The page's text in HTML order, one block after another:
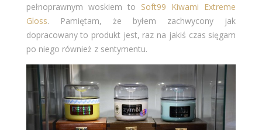
pełnoprawnym woskiem to Soft99 Kiwami Extreme
Gloss. Pamiętam, że byłem zachwycony jak
dopracowany to produkt jest, raz na jakiś czas sięgam
po niego również z sentymentu.